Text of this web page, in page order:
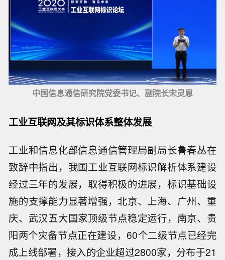
中国信息通信研究院党委书记、副院长宋灵恩
工业互联网及其标识体系整体发展
工业和信息化部信息通信管理局副局长鲁春丛在
致辞中指出，我国工业互联网标识解析体系建设
经过三年的发展，取得积极的进展，标识基础设
施的支撑能力显著增强，北京、上海、广州、重
庆、武汉五大国家顶级节点稳定运行，南京、贵
阳两个灾备节点正在建设，60个二级节点已经完
成上线部署，接入的企业超过2800家，分布于21